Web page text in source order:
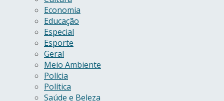
Economia
Educação
Especial
Esporte
Geral
Meio Ambiente
Polícia
Política
Saúde e Beleza